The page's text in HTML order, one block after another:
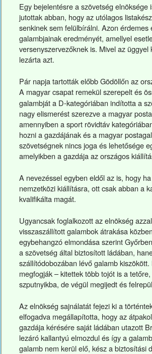
Egy bejelentésre a szövetség
jutottak abban, hogy az utólagos
senkinek sem felülbírálni. Azon
galambjainak eredményét, amellyel
versenyszervezőknek is. Mivel az
lezárta azt.
Pár napja tartották előbb Gödöllőn az
A magyar csapat remekül szerepelt és
galambját a D-kategóriában indította a
nagy elismerést szerezve a magyar
amennyiben a sport rövidtáv
hozni a gazdájának és a magyar
szövetségnek nincs joga és lehetősége
amelyikben a gazdája az országos
A nevezéssel egyben eldől az is, hogy
nemzetközi kiállításra, ott csak abban a
kvalifikálta magát.
Ugyancsak foglalkozott az elnökség
visszaszállított galambok átrakása
egybehangzó elmondása szerint
a szövetség által biztosított ládában,
szállítódobozában lévő galamb
megfogják – kitettek több tojót is a
szputnyikba, de végül megijedt és
Az elnökség sajnálatát fejezi ki a
elfogadva megállapította, hogy az
gazdája kérésére saját ládában utazott
lezáró kallantyú elmozdul és így a
galamb nem kerül elő, kész a biztosítási